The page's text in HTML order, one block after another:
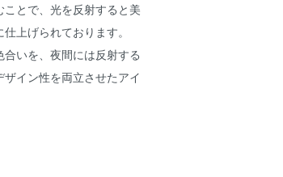
とで、光を反射すると美
上げられております。
いを、夜間には反射する
イン性を両立させたアイ